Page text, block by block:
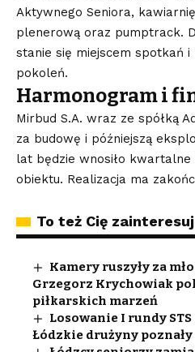
Aktywnego Seniora,
plenerową oraz pumptrack.
stanie się miejscem spotkań
pokoleń.
Harmonogram i
Mirbud S.A. wraz ze spółką
za budowę i późniejszą
lat będzie wnosiło kwartalne
obiektu. Realizacja ma
To też Cię
Kamery ruszyły za
Grzegorz Krychowiak
piłkarskich marzeń
Losowanie I rundy
Łódzkie drużyny